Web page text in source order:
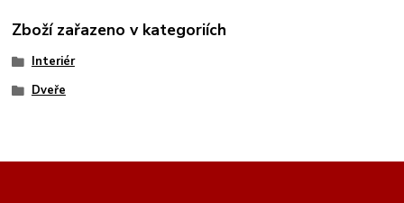
Zboží zařazeno v kategoriích
Interiér
Dveře